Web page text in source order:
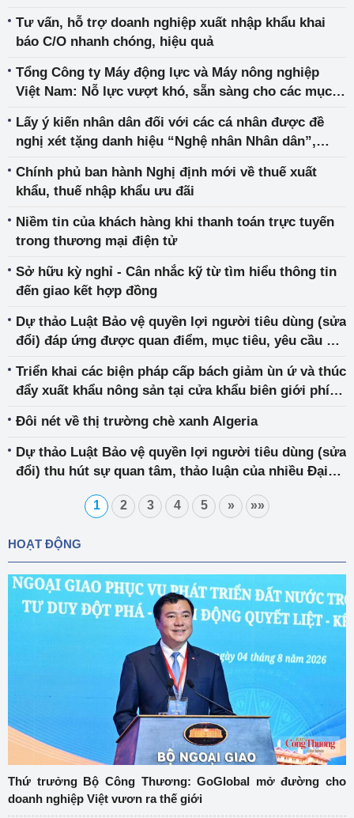
Tư vấn, hỗ trợ doanh nghiệp xuất nhập khẩu khai
báo C/O nhanh chóng, hiệu quả
Tổng Công ty Máy động lực và Máy nông nghiệp
Việt Nam: Nỗ lực vượt khó, sẵn sàng cho các mục
Lấy ý kiến nhân dân đối với các cá nhân được đề
nghị xét tặng danh hiệu “Nghệ nhân Nhân dân”,
mỹ nghệ lần thứ 5
Chính phủ ban hành Nghị định mới về thuế xuất
khẩu, thuế nhập khẩu ưu đãi
Niềm tin của khách hàng khi thanh toán trực tuyến
trong thương mại điện tử
Sở hữu kỳ nghỉ - Cân nhắc kỹ từ tìm hiểu thông tin
đến giao kết hợp đồng
Dự thảo Luật Bảo vệ quyền lợi người tiêu dùng (sửa
đổi) đáp ứng được quan điểm, mục tiêu, yêu cầu đặt
Triển khai các biện pháp cấp bách giảm ùn ứ và thúc
đẩy xuất khẩu nông sản tại cửa khẩu biên giới phía
Đôi nét về thị trường chè xanh Algeria
Dự thảo Luật Bảo vệ quyền lợi người tiêu dùng (sửa
đổi) thu hút sự quan tâm, thảo luận của nhiều Đại
1 2 3 4 5 » »»
HOẠT ĐỘNG
Thứ trưởng Bộ Công Thương: GoGlobal mở đường cho
doanh nghiệp Việt vươn ra thế giới